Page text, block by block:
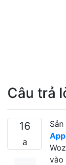
Câu trả
16
vào